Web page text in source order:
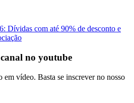
Dívidas com até 90% de desconto e
canal no youtube
em vídeo. Basta se inscrever no nosso